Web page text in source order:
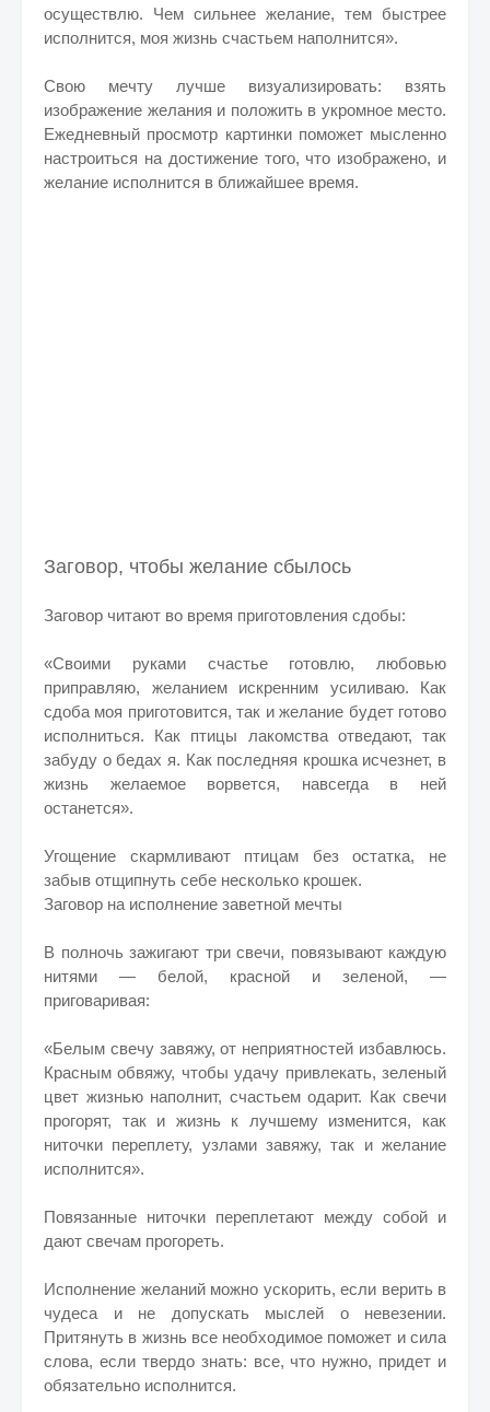
осуществлю. Чем сильнее желание, тем быстрее
исполнится, моя жизнь счастьем наполнится».
Свою мечту лучше визуализировать: взять
изображение желания и положить в укромное место.
Ежедневный просмотр картинки поможет мысленно
настроиться на достижение того, что изображено, и
желание исполнится в ближайшее время.
Заговор, чтобы желание сбылось
Заговор читают во время приготовления сдобы:
«Своими руками счастье готовлю, любовью
приправляю, желанием искренним усиливаю. Как
сдоба моя приготовится, так и желание будет готово
исполниться. Как птицы лакомства отведают, так
забуду о бедах я. Как последняя крошка исчезнет, в
жизнь желаемое ворвется, навсегда в ней
останется».
Угощение скармливают птицам без остатка, не
забыв отщипнуть себе несколько крошек.
Заговор на исполнение заветной мечты
В полночь зажигают три свечи, повязывают каждую
нитями — белой, красной и зеленой, —
приговаривая:
«Белым свечу завяжу, от неприятностей избавлюсь.
Красным обвяжу, чтобы удачу привлекать, зеленый
цвет жизнью наполнит, счастьем одарит. Как свечи
прогорят, так и жизнь к лучшему изменится, как
ниточки переплету, узлами завяжу, так и желание
исполнится».
Повязанные ниточки переплетают между собой и
дают свечам прогореть.
Исполнение желаний можно ускорить, если верить в
чудеса и не допускать мыслей о невезении.
Притянуть в жизнь все необходимое поможет и сила
слова, если твердо знать: все, что нужно, придет и
обязательно исполнится.